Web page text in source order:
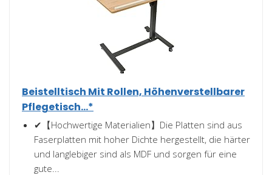
Beistelltisch Mit Rollen, Höhenverstellbarer
Pflegetisch...*
✔【Hochwertige Materialien】Die Platten sind aus
Faserplatten mit hoher Dichte hergestellt, die härter
und langlebiger sind als MDF und sorgen für eine
gute...